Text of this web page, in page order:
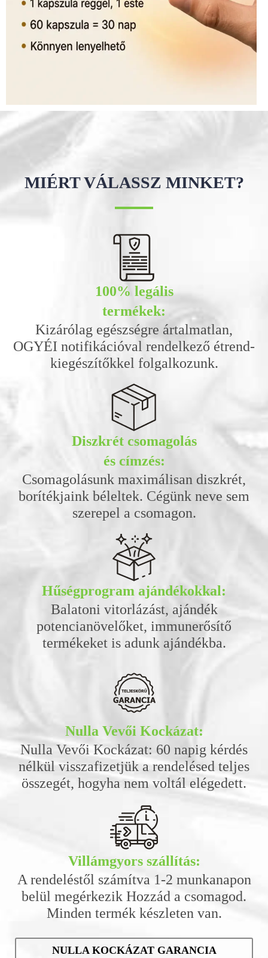
MIÉRT VÁLASSZ MINKET?
100% legális
termékek:
Kizárólag egészségre ártalmatlan,
OGYÉI notifikációval rendelkező étrend-
kiegészítőkkel folgalkozunk.
Diszkrét csomagolás
és címzés:
Csomagolásunk maximálisan diszkrét,
borítékjaink béleltek. Cégünk neve sem
szerepel a csomagon.
Hűségprogram ajándékokkal:
Balatoni vitorlázást, ajándék
potencianövelőket, immunerősítő
termékeket is adunk ajándékba.
Nulla Vevői Kockázat:
Nulla Vevői Kockázat: 60 napig kérdés
nélkül visszafizetjük a rendelésed teljes
összegét, hogyha nem voltál elégedett.
Villámgyors szállítás:
A rendeléstől számítva 1-2 munkanapon
belül megérkezik Hozzád a csomagod.
Minden termék készleten van.
NULLA KOCKÁZAT GARANCIA